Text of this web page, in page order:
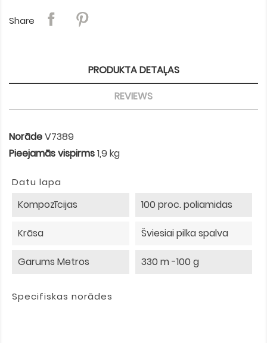
Share
PRODUKTA DETAĻAS
REVIEWS
NorādeV7389
Pieejamās vispirms1,9 kg
Datu lapa
Kompozīcijas 100 proc. poliamidas
Krāsa Šviesiai pilka spalva
Garums Metros 330 m -100 g
Specifiskas norādes